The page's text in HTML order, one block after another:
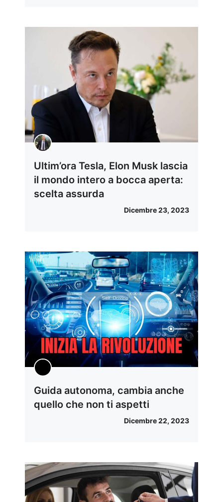
Ultim’ora Tesla, Elon Musk lascia
il mondo intero a bocca aperta:
scelta assurda
Dicembre 23, 2023
Guida autonoma, cambia anche
quello che non ti aspetti
Dicembre 22, 2023